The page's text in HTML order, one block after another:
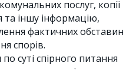
послуг, копії
та іншу інформацію,
фактичних обставин
спорів.
суті спірного питання